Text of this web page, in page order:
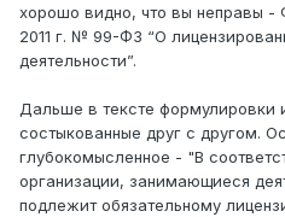
хорошо видно, что вы неправы -
2011 г. № 99-ФЗ “О
деятельности”.
Дальше в тексте формулировки
состыкованные друг с другом.
глубокомысленное - "В
организации, занимающиеся
подлежит обязательному